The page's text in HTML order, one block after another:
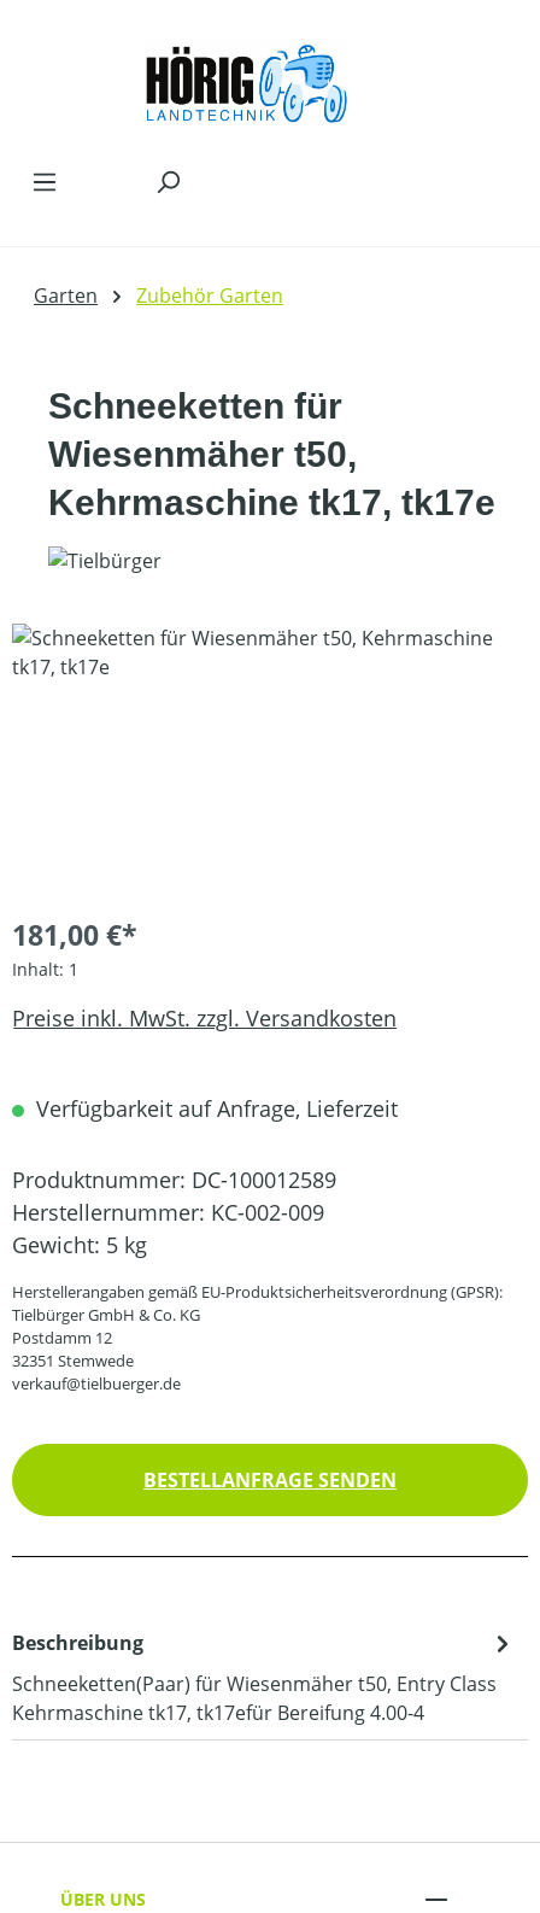
Garten Zubehör Garten
Schneeketten für
Wiesenmäher t50,
Kehrmaschine tk17, tk17e
Bildergalerie überspringen
181,00 €*
Inhalt: 1
Preise inkl. MwSt. zzgl. Versandkosten
Verfügbarkeit auf Anfrage, Lieferzeit
Produktnummer: DC-100012589
Herstellernummer: KC-002-009
Gewicht: 5 kg
Herstellerangaben gemäß EU-Produktsicherheitsverordnung (GPSR):
Tielbürger GmbH & Co. KG
Postdamm 12
32351 Stemwede
verkauf@tielbuerger.de
BESTELLANFRAGE SENDEN
Beschreibung
Schneeketten(Paar) für Wiesenmäher t50, Entry Class
Kehrmaschine tk17, tk17efür Bereifung 4.00-4
ÜBER UNS